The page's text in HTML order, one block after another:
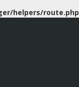
helpers/route.php